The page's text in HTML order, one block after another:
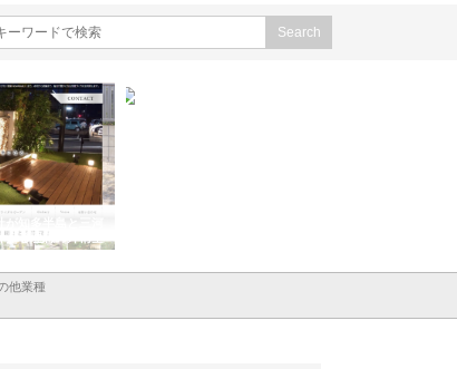
える理想の外構空
他業種